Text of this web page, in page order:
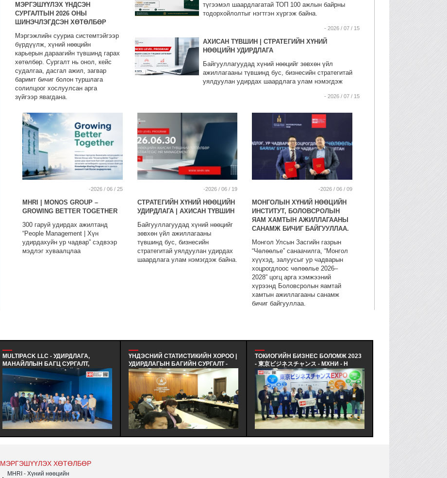
МЭРГЭШҮҮЛЭХ ҮНДСЭН
СУРГАЛТЫН 2026 ОНЫ
ШИНЭЧЛЭГДСЭН ХӨТӨЛБӨР
Мэргэжлийн сууриа системтэйгээр
бүрдүүлж, хүний нөөцийн
карьерын дараагийн түвшинд гарах
хөтөлбөр. Сургалт нь онол, кейс
судалгаа, дасгал ажил, загвар
баримт бичиг болон туршлага
солилцоог хослуулсан арга
зүйгээр явагдана.
түгээмэл шаардлагатай ТОП 100 ажлын байрны
тодорхойлолтыг нэгтгэн хүргэж байна.
- 2026 / 07 / 15
АХИСАН ТҮВШИН | СТРАТЕГИЙН ХҮНИЙ
НӨӨЦИЙН УДИРДЛАГА
Байгууллагуудад хүний нөөцийг зөвхөн үйл
ажиллагааны түвшинд бус, бизнесийн стратегитай
уялдуулан удирдах шаардлага улам нэмэгдэж
- 2026 / 07 / 15
-2026 / 06 / 25
MHRI | MONOS GROUP –
GROWING BETTER TOGETHER
300 гаруй удирдах ажилтанд
“People Management | Хүн
удирдахуйн ур чадвар” сэдвээр
мэдлэг хуваалцлаа
-2026 / 06 / 19
СТРАТЕГИЙН ХҮНИЙ НӨӨЦИЙН
УДИРДЛАГА | АХИСАН ТҮВШИН
Байгууллагуудад хүний нөөцийг
зөвхөн үйл ажиллагааны
түвшинд бус, бизнесийн
стратегитай уялдуулан удирдах
шаардлага улам нэмэгдэж байна.
-2026 / 06 / 09
МОНГОЛЫН ХҮНИЙ НӨӨЦИЙН
ИНСТИТУТ, БОЛОВСРОЛЫН
ЯАМ ХАМТЫН АЖИЛЛАГААНЫ
САНАМЖ БИЧИГ БАЙГУУЛЛАА.
Монгол Улсын Засгийн газрын
“Чөлөөлье” санаачилга, “Монгол
хүүхэд, залуусыг ур чадварын
хоцрогдлоос чөлөөлье 2026–
2028” цогц арга хэмжээний
хүрээнд Боловсролын яамтай
хамтын ажиллагааны санамж
бичиг байгууллаа.
MULTIPACK LLC - УДИРДЛАГА,
МАНАЙЛЛЫН БАГЦ СУРГАЛТ,
СЕМИНАР ЗОХИОН БАЙГУУЛАВ -
ЭКОЛОГИД ЭЭЛТЭЙ, ЭДИЙН ЗАСАГТ
ХЭМНЭЛТТЭЙ, ХЭРЭГЛЭЭНД
ЗОХИМЖТОЙ БАГЛАА БООДЛЫН
ШИЙДЭЛИЙГ ИРГЭДДЭЭ САНАЛ
БОЛГОДОГ МУЛТИПАК ХХК-Н
УДИРДЛАГЫН БАГ ХАМТ ОЛОНД
СУРГАЛТ СЕМИНАР ЗОХИОН
ҮНДЭСНИЙ СТАТИСТИКИЙН ХОРОО |
УДИРДЛАГЫН БАГИЙН СУРГАЛТ -
ҮНДЭСНИЙ СТАТИСТИКИЙН
ХОРООНЫ АЛБА НЭГЖИЙН
УДИРДЛАГУУДАД "БАГ, БАГИЙН
АЖИЛЛАГАА | БАЙГУУЛЛАГЫН
СОЁЛ, ТҮҮНИЙ ТӨЛӨВШИЛ
АГУУЛГААР СУРГАЛТ ЗОХИОН
БАЙГУУЛЛАГДЛАА.
ТОКИОГИЙН БИЗНЕС БОЛОМЖ 2023
- 東京ビジネスチャンス - МХНИ - Н
"ХӨГЖЛИЙН НУУЦААС СУРАЛЦЪЯ"
ТУРШЛАГА СУДЛАХ ТУСГАЙ
ХӨТӨЛБӨРТ ХӨГЖЛИЙН АЯЛАЛ
"ТОКИОГИЙН БИЗНЕС БОЛОМЖ" -
(東京ビジネスチャンス) ИННОВАЦИЙН
ЭКСПО АРГА ХЭМЖЭЭНИЙ ХҮРЭЭНД
АМЖИЛТТАЙ ЗОХИОН
БАЙГУУЛАГДЛАА.
МЭРГЭШҮҮЛЭХ ХӨТӨЛБӨР
MHRI - Хүний нөөцийн